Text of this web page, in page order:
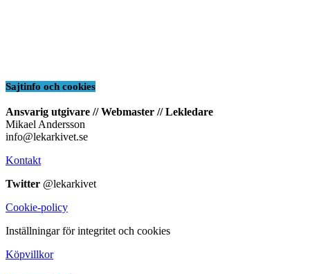
Sajtinfo och cookies
Ansvarig utgivare // Webmaster // Lekledare
Mikael Andersson
info@lekarkivet.se
Kontakt
Twitter @lekarkivet
Cookie-policy
Inställningar för integritet och cookies
Köpvillkor